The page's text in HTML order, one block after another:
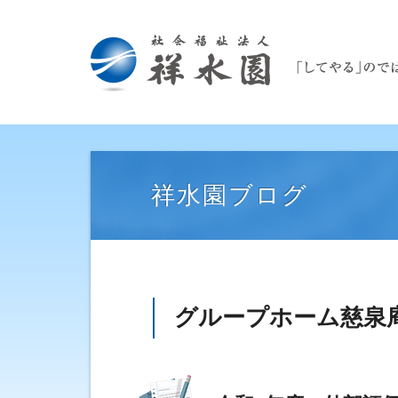
祥水園ブログ
グループホーム慈泉